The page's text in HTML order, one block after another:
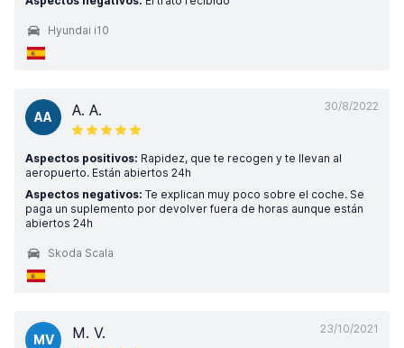
Hyundai i10
30/8/2022
AA A. A.
Aspectos positivos: Rapidez, que te recogen y te llevan al
aeropuerto. Están abiertos 24h
Aspectos negativos: Te explican muy poco sobre el coche. Se
paga un suplemento por devolver fuera de horas aunque están
abiertos 24h
Skoda Scala
23/10/2021
MV M. V.